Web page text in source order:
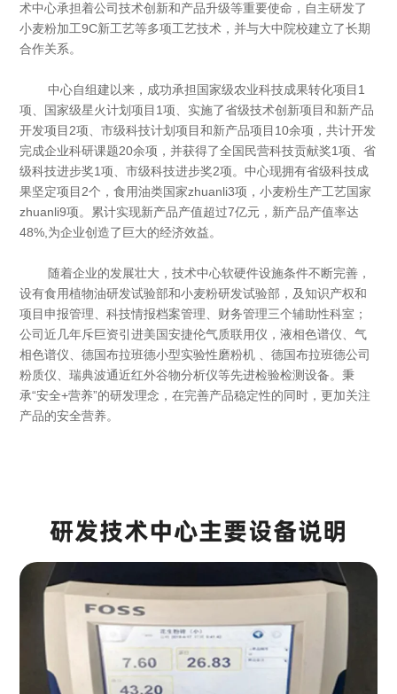
术中心承担着公司技术创新和产品升级等重要使命，自主研发了
小麦粉加工9C新工艺等多项工艺技术，并与大中院校建立了长期
合作关系。
中心自组建以来，成功承担国家级农业科技成果转化项目1
项、国家级星火计划项目1项、实施了省级技术创新项目和新产品
开发项目2项、市级科技计划项目和新产品项目10余项，共计开发
完成企业科研课题20余项，并获得了全国民营科技贡献奖1项、省
级科技进步奖1项、市级科技进步奖2项。中心现拥有省级科技成
果坚定项目2个，食用油类国家zhuanli3项，小麦粉生产工艺国家
zhuanli9项。累计实现新产品产值超过7亿元，新产品产值率达
48%,为企业创造了巨大的经济效益。
随着企业的发展壮大，技术中心软硬件设施条件不断完善，
设有食用植物油研发试验部和小麦粉研发试验部，及知识产权和
项目申报管理、科技情报档案管理、财务管理三个辅助性科室；
公司近几年斥巨资引进美国安捷伦气质联用仪，液相色谱仪、气
相色谱仪、德国布拉班德小型实验性磨粉机 、德国布拉班德公司
粉质仪、瑞典波通近红外谷物分析仪等先进检验检测设备。秉
承“安全+营养”的研发理念，在完善产品稳定性的同时，更加关注
产品的安全营养。
研发技术中心主要设备说明